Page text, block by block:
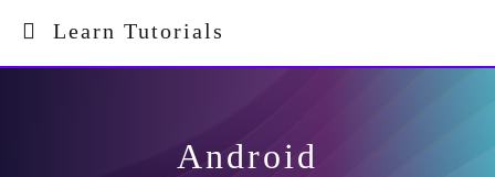
Learn Tutorials
Android